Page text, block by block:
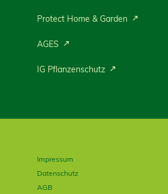
Protect Home & Garden
AGES
IG Pflanzenschutz
Impressum
Datenschutz
AGB